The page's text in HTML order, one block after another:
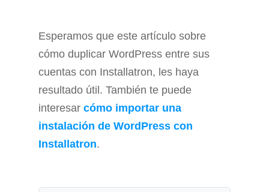
Esperamos que este artículo sobre
cómo duplicar WordPress entre sus
cuentas con Installatron, les haya
resultado útil. También te puede
interesar cómo importar una
instalación de WordPress con
Installatron.